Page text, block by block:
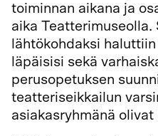
toiminnan aikana ja
aika Teatterimuseolla.
lähtökohdaksi
läpäisisi sekä
perusopetuksen
teatteriseikkailun
asiakasryhmänä